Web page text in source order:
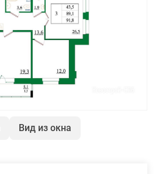
Вид из окна